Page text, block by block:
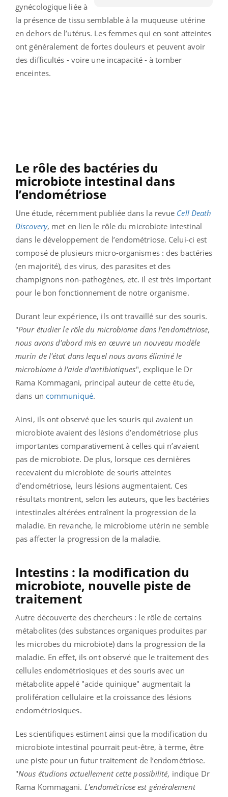
gynécologique liée à
la présence de tissu semblable à la muqueuse utérine
en dehors de l’utérus. Les femmes qui en sont atteintes
ont généralement de fortes douleurs et peuvent avoir
des difficultés - voire une incapacité - à tomber
enceintes.
Le rôle des bactéries du
microbiote intestinal dans
l’endométriose
Une étude, récemment publiée dans la revue Cell Death
Discovery, met en lien le rôle du microbiote intestinal
dans le développement de l’endométriose. Celui-ci est
composé de plusieurs micro-organismes : des bactéries
(en majorité), des virus, des parasites et des
champignons non-pathogènes, etc. Il est très important
pour le bon fonctionnement de notre organisme.
Durant leur expérience, ils ont travaillé sur des souris.
"Pour étudier le rôle du microbiome dans l'endométriose,
nous avons d'abord mis en œuvre un nouveau modèle
murin de l'état dans lequel nous avons éliminé le
microbiome à l'aide d'antibiotiques", explique le Dr
Rama Kommagani, principal auteur de cette étude,
dans un communiqué.
Ainsi, ils ont observé que les souris qui avaient un
microbiote avaient des lésions d’endométriose plus
importantes comparativement à celles qui n’avaient
pas de microbiote. De plus, lorsque ces dernières
recevaient du microbiote de souris atteintes
d’endométriose, leurs lésions augmentaient. Ces
résultats montrent, selon les auteurs, que les bactéries
intestinales altérées entraînent la progression de la
maladie. En revanche, le microbiome utérin ne semble
pas affecter la progression de la maladie.
Intestins : la modification du
microbiote, nouvelle piste de
traitement
Autre découverte des chercheurs : le rôle de certains
métabolites (des substances organiques produites par
les microbes du microbiote) dans la progression de la
maladie. En effet, ils ont observé que le traitement des
cellules endométriosiques et des souris avec un
métabolite appelé "acide quinique" augmentait la
prolifération cellulaire et la croissance des lésions
endométriosiques.
Les scientifiques estiment ainsi que la modification du
microbiote intestinal pourrait peut-être, à terme, être
une piste pour un futur traitement de l’endométriose.
"Nous étudions actuellement cette possibilité, indique Dr
Rama Kommagani. L'endométriose est généralement